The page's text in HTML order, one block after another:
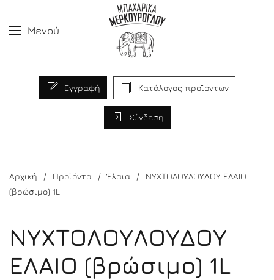
Μενού
Εγγραφή Κατάλογος προϊόντων
Σύνδεση
Αρχική Προϊόντα Έλαια
ΝΥΧΤΟΛΟΥΛΟΥΔΟΥ ΕΛΑΙΟ
(βρώσιμο) 1L
ΝΥΧΤΟΛΟΥΛΟΥΔΟΥ
ΕΛΑΙΟ (βρώσιμο) 1L